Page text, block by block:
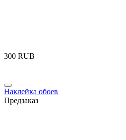
‍300‍ RUB
Наклейка обоев
Предзаказ